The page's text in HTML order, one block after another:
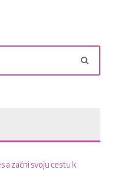
a začni svoju cestu k